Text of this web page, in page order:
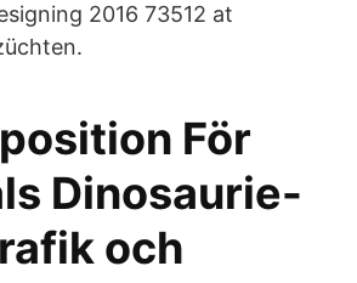
2016 73512 at
För
Dinosaurie-
och